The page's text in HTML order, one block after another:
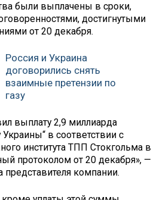
были выплачены в сроки,
достигнутыми
от 20 декабря.
Россия и Украина
договорились снять
взаимные претензии по
газу
выплату 2,9 миллиарда
Украины“ в соответствии с
института ТПП Стокгольма в
протоколом от 20 декабря», —
представителя компании.